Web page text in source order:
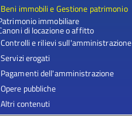
Beni immobili e Gestione patrimonio
immobiliare
di locazione o affitto
Controlli e rilievi sull'amministrazione
Servizi erogati
Pagamenti dell'amministrazione
Opere pubbliche
Altri contenuti